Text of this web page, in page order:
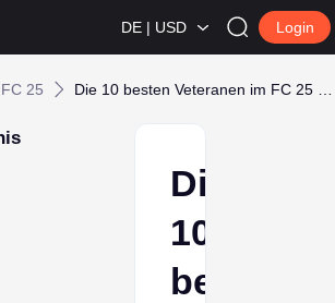
DE | USD Login
FC 25
Die
10
besten